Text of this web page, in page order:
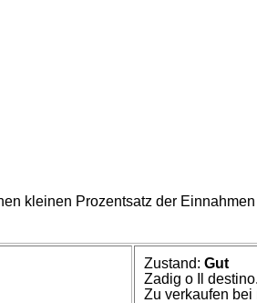
kleinen Prozentsatz der
Zustand:Gut
Zadig o Il
Zu verkaufen bei